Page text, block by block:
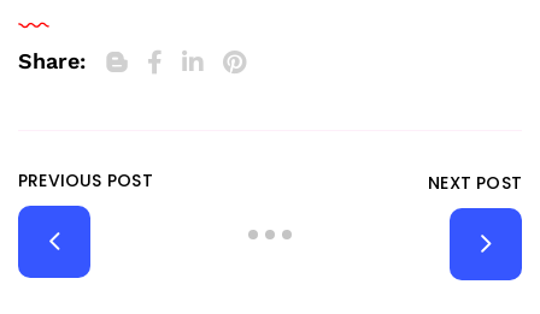
Share:
PREVIOUS POST NEXT POST